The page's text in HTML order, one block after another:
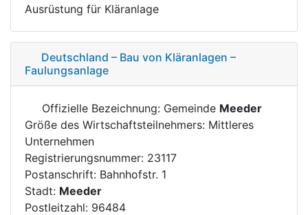
Ausrüstung für Kläranlage
Deutschland – Bau von Kläranlagen –
Faulungsanlage
Offizielle Bezeichnung: Gemeinde Meeder
Größe des Wirtschaftsteilnehmers: Mittleres
Unternehmen
Registrierungsnummer: 23117
Postanschrift: Bahnhofstr. 1
Stadt: Meeder
Postleitzahl: 96484